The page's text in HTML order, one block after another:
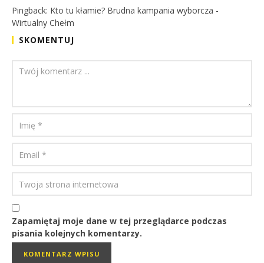
Pingback: Kto tu kłamie? Brudna kampania wyborcza -
Wirtualny Chełm
SKOMENTUJ
Zapamiętaj moje dane w tej przeglądarce podczas
pisania kolejnych komentarzy.